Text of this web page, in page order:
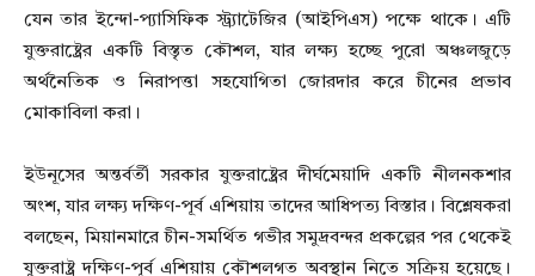
যেন তার ইন্দো-প্যাসিফিক স্ট্র্যাটেজির (আইপিএস) পক্ষে থাকে। এটি
যুক্তরাষ্ট্রের একটি বিস্তৃত কৌশল, যার লক্ষ্য হচ্ছে পুরো অঞ্চলজুড়ে
অর্থনৈতিক ও নিরাপত্তা সহযোগিতা জোরদার করে চীনের প্রভাব
মোকাবিলা করা।
ইউনূসের অন্তর্বর্তী সরকার যুক্তরাষ্ট্রের দীর্ঘমেয়াদি একটি নীলনকশার
অংশ, যার লক্ষ্য দক্ষিণ-পূর্ব এশিয়ায় তাদের আধিপত্য বিস্তার। বিশ্লেষকরা
বলছেন, মিয়ানমারে চীন-সমর্থিত গভীর সমুদ্রবন্দর প্রকল্পের পর থেকেই
যুক্তরাষ্ট্র দক্ষিণ-পূর্ব এশিয়ায় কৌশলগত অবস্থান নিতে সক্রিয় হয়েছে।